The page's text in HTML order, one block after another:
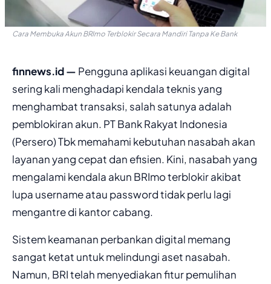
Cara Membuka Akun BRImo Terblokir Secara Mandiri Tanpa Ke Bank
finnews.id — Pengguna aplikasi keuangan digital
sering kali menghadapi kendala teknis yang
menghambat transaksi, salah satunya adalah
pemblokiran akun. PT Bank Rakyat Indonesia
(Persero) Tbk memahami kebutuhan nasabah akan
layanan yang cepat dan efisien. Kini, nasabah yang
mengalami kendala akun BRImo terblokir akibat
lupa username atau password tidak perlu lagi
mengantre di kantor cabang.
Sistem keamanan perbankan digital memang
sangat ketat untuk melindungi aset nasabah.
Namun, BRI telah menyediakan fitur pemulihan